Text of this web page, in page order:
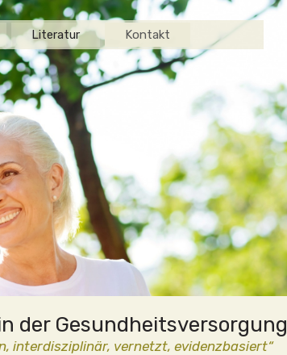
Literatur Kontakt
der Gesundheitsversorgung
interdisziplinär, vernetzt, evidenzbasiert“